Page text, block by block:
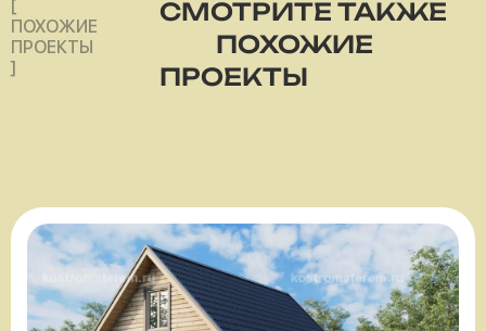
[
ПОХОЖИЕ
ПРОЕКТЫ
]
СМОТРИТЕ ТАКЖЕ
ПОХОЖИЕ
ПРОЕКТЫ